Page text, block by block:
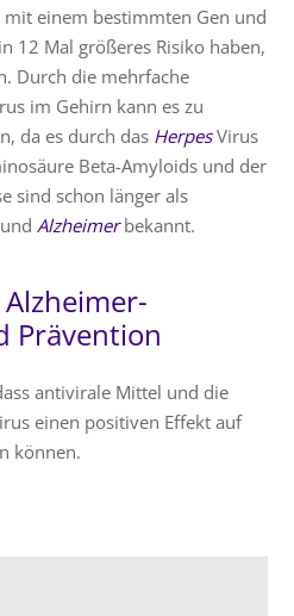
mit einem bestimmten Gen und
12 Mal größeres Risiko haben,
Durch die mehrfache
im Gehirn kann es zu
da es durch das HerpesVirus
Beta-Amyloids und der
sind schon länger als
Alzheimerbekannt.
Prävention
antivirale Mittel und die
einen positiven Effekt auf
können.